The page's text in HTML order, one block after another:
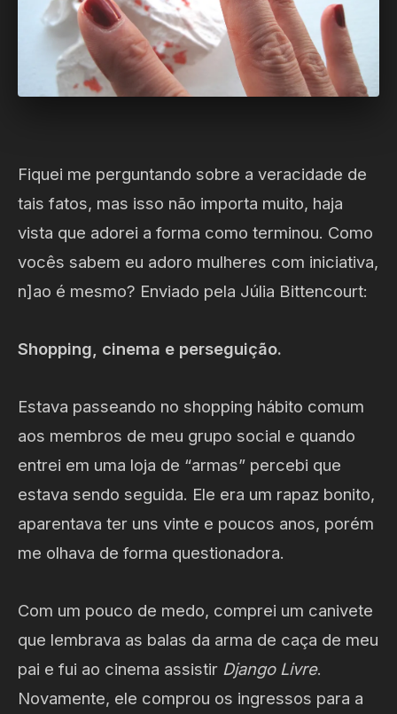
Fiquei me perguntando sobre a veracidade de
tais fatos, mas isso não importa muito, haja
vista que adorei a forma como terminou. Como
vocês sabem eu adoro mulheres com iniciativa,
n]ao é mesmo? Enviado pela Júlia Bittencourt:
Shopping, cinema e perseguição.
Estava passeando no shopping hábito comum
aos membros de meu grupo social e quando
entrei em uma loja de “armas” percebi que
estava sendo seguida. Ele era um rapaz bonito,
aparentava ter uns vinte e poucos anos, porém
me olhava de forma questionadora.
Com um pouco de medo, comprei um canivete
que lembrava as balas da arma de caça de meu
pai e fui ao cinema assistir Django Livre.
Novamente, ele comprou os ingressos para a